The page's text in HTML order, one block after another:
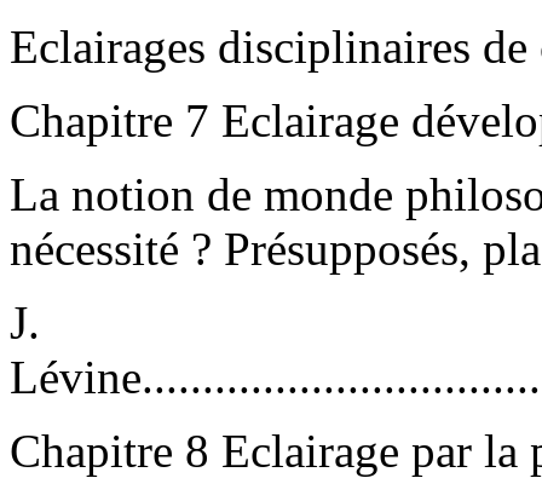
Eclairages disciplinaires de
Chapitre 7 Eclairage
La notion de monde
nécessité ? Présupposés,
J.
Chapitre 8 Eclairage par la